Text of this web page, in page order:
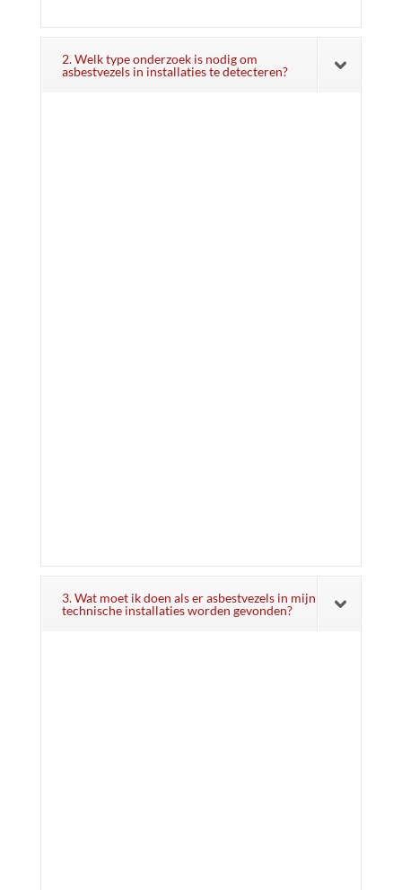
2. Welk type onderzoek is nodig om
asbestvezels in installaties te detecteren?
3. Wat moet ik doen als er asbestvezels in mijn
technische installaties worden gevonden?